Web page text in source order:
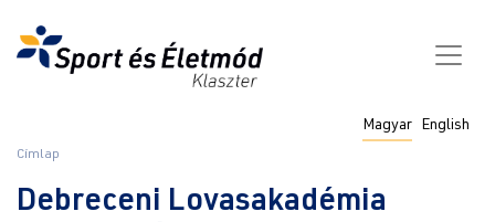
tartalomra
navigáció
Magyar English
Morzsa
Címlap
Debreceni Lovasakadémia